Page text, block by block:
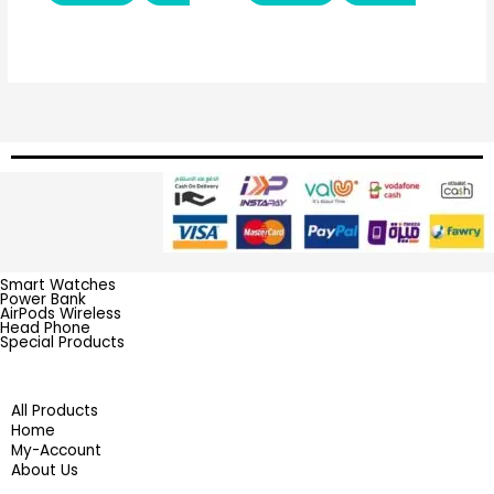
Smart Watches
Power Bank
AirPods Wireless
Head Phone
Special Products
All Products
Home
My-Account
About Us